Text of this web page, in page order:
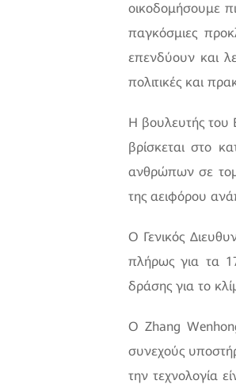
οικοδομήσουμε
παγκόσμιες
επενδύουν και
πολιτικές και
Η βουλευτής του
βρίσκεται στο
ανθρώπων σε
της αειφόρου
Ο Γενικός
πλήρως για τα
δράσης για το
Ο Zhang
συνεχούς
την τεχνολογία